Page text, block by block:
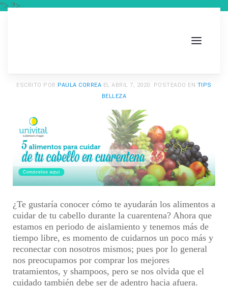
"> ?>
ESCRITO POR PAULA CORREA ELABRIL 7, 2020. POSTEADO EN TIPS
BELLEZA
¿Te gustaría conocer cómo te ayudarán los alimentos a
cuidar de tu cabello durante la cuarentena? Ahora que
estamos en periodo de aislamiento y tenemos más de
tiempo libre, es momento de cuidarnos un poco más y
reconectar con nosotros mismos; pues por lo general
nos preocupamos por comprar los mejores
tratamientos, y shampoos, pero se nos olvida que el
cuidado también debe ser de adentro hacia afuera.